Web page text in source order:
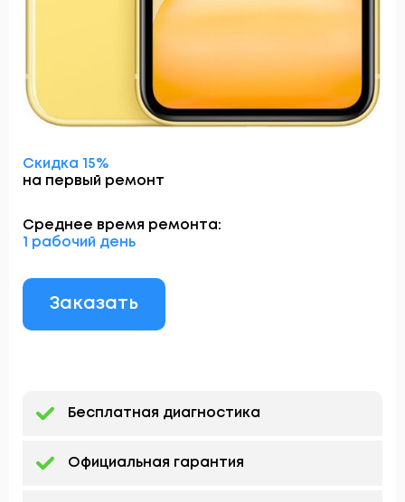
Скидка 15%
на первый ремонт
Среднее время ремонта:
1 рабочий день
Заказать
Бесплатная диагностика
Официальная гарантия